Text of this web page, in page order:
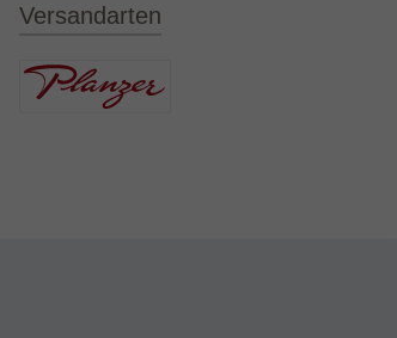
Versandarten